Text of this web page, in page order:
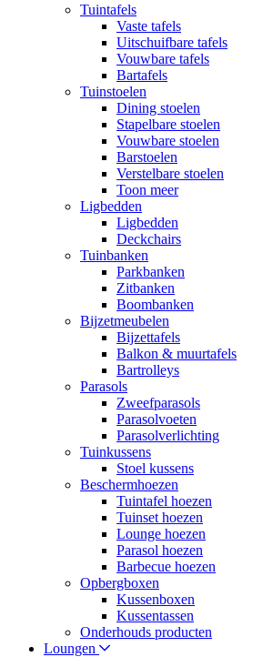
Tuintafels
Vaste tafels
Uitschuifbare tafels
Vouwbare tafels
Bartafels
Tuinstoelen
Dining stoelen
Stapelbare stoelen
Vouwbare stoelen
Barstoelen
Verstelbare stoelen
Toon meer
Ligbedden
Ligbedden
Deckchairs
Tuinbanken
Parkbanken
Zitbanken
Boombanken
Bijzetmeubelen
Bijzettafels
Balkon & muurtafels
Bartrolleys
Parasols
Zweefparasols
Parasolvoeten
Parasolverlichting
Tuinkussens
Stoel kussens
Beschermhoezen
Tuintafel hoezen
Tuinset hoezen
Lounge hoezen
Parasol hoezen
Barbecue hoezen
Opbergboxen
Kussenboxen
Kussentassen
Onderhouds producten
Loungen